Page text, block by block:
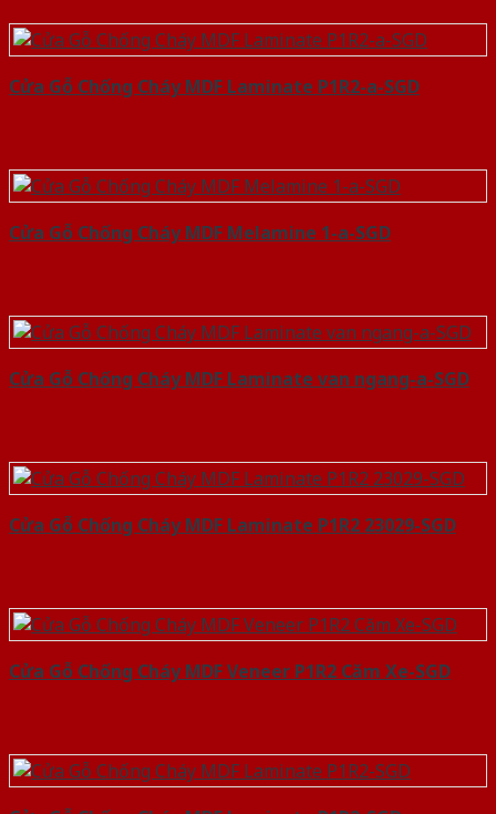
Cửa Gỗ Chống Cháy MDF Laminate P1R2-a-SGD
Cửa Gỗ Chống Cháy MDF Melamine 1-a-SGD
Cửa Gỗ Chống Cháy MDF Laminate van ngang-a-SGD
Cửa Gỗ Chống Cháy MDF Laminate P1R2 23029-SGD
Cửa Gỗ Chống Cháy MDF Veneer P1R2 Căm Xe-SGD